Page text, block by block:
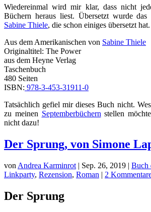
Wiedereinmal wird mir klar, dass nicht
Büchern heraus liest. Übersetzt wurde das
Sabine Thiele, die schon einiges übersetzt hat.
Aus dem Amerikanischen von Sabine Thiele
Originaltitel: The Power
aus dem Heyne Verlag
Taschenbuch
480 Seiten
ISBN: 978-3-453-31911-0
Tatsächlich gefiel mir dieses Buch nicht.
zu meinen Septemberbüchern stellen
nicht dazu!
Der Sprung, von Simone
von Andrea Karminrot | Sep. 26, 2019 | Buch
Linkparty, Rezension, Roman | 2
Der Sprung